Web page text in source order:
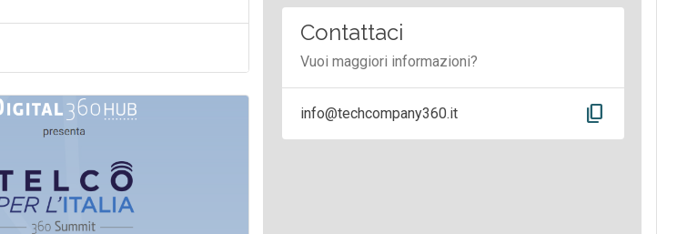
Contattaci
Vuoi maggiori informazioni?
info@techcompany360.it content_copy